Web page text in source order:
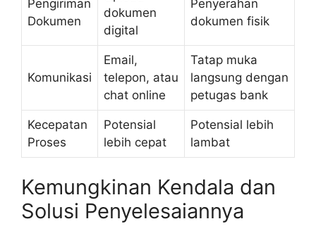
Pengiriman
Dokumen
dokumen
digital
Penyerahan
dokumen fisik
Komunikasi
Email,
telepon, atau
chat online
Tatap muka
langsung dengan
petugas bank
Kecepatan
Proses
Potensial
lebih cepat
Potensial lebih
lambat
Kemungkinan Kendala dan
Solusi Penyelesaiannya